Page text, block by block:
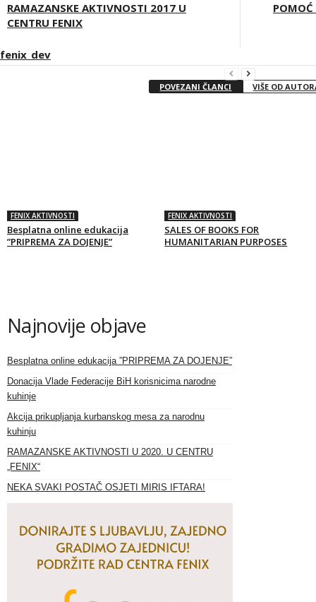
RAMAZANSKE AKTIVNOSTI 2017 U
CENTRU FENIX
fenix_dev
POVEZANI ČLANCI VIŠE OD
FENIX AKTIVNOSTI
Besplatna online edukacija
”PRIPREMA ZA DOJENJE”
FENIX AKTIVNOSTI
SALES OF BOOKS FOR
HUMANITARIAN PURPOSES
Najnovije objave
Besplatna online edukacija ”PRIPREMA ZA DOJENJE”
Donacija Vlade Federacije BiH korisnicima narodne
kuhinje
Akcija prikupljanja kurbanskog mesa za narodnu
kuhinju
RAMAZANSKE AKTIVNOSTI U 2020. U CENTRU
„FENIX“
NEKA SVAKI POSTAČ OSJETI MIRIS IFTARA!